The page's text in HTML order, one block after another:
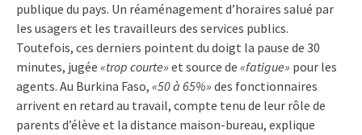
publique du pays. Un réaménagement d’horaires salué par
les usagers et les travailleurs des services publics.
Toutefois, ces derniers pointent du doigt la pause de 30
minutes, jugée «trop courte» et source de «fatigue» pour les
agents. Au Burkina Faso, «50 à 65%» des fonctionnaires
arrivent en retard au travail, compte tenu de leur rôle de
parents d’élève et la distance maison-bureau, explique